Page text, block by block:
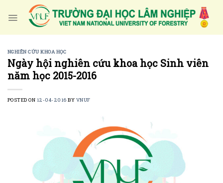
NGHIÊN CỨU KHOA HỌC
Ngày hội nghiên cứu khoa học Sinh viên
năm học 2015-2016
POSTED ON 12-04-2016 BY VNUF